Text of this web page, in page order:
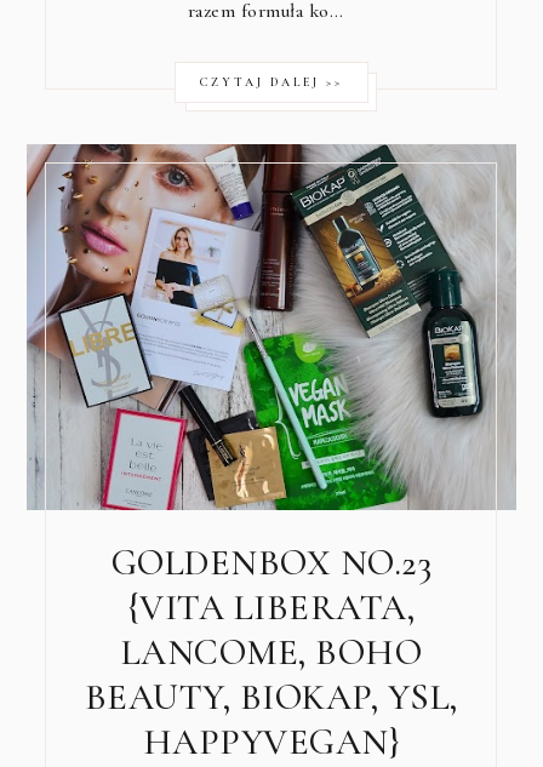
razem formuła ko…
CZYTAJ DALEJ >>
GOLDENBOX NO.23
{VITA LIBERATA,
LANCOME, BOHO
BEAUTY, BIOKAP, YSL,
HAPPYVEGAN}